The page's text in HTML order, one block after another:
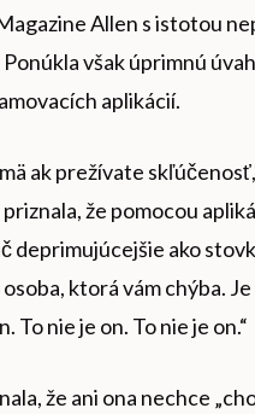
Allen s istotou
však úprimnú
aplikácií.
ak prežívate
že pomocou
deprimujúcejšie ako
ktorá vám chýba.
To nie je on. To nie je on.“
že ani ona nechce